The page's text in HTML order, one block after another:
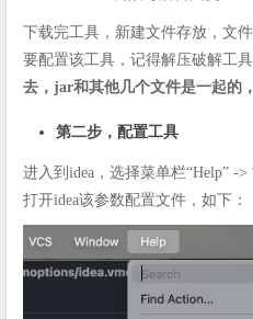
下载完工具，新建文件存放，文
要配置该工具，记得解压破解工具
去，jar和其他几个文件是一起的
第二步，配置工具
进入到idea，选择菜单栏“Help” ->
打开idea该参数配置文件，如下：